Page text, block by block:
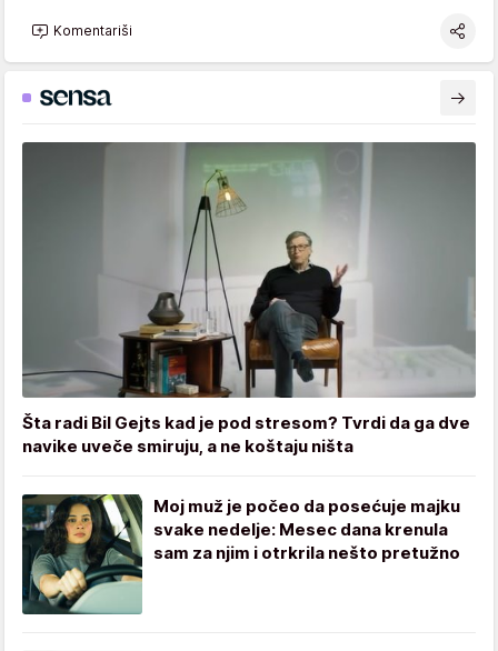
Komentariši
Šta radi Bil Gejts kad je pod stresom? Tvrdi da ga dve
navike uveče smiruju, a ne koštaju ništa
Moj muž je počeo da posećuje majku
svake nedelje: Mesec dana krenula
sam za njim i otrkrila nešto pretužno